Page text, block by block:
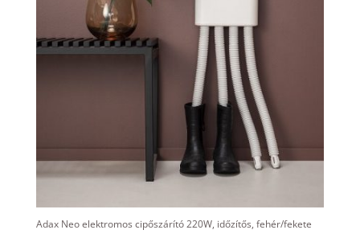
Adax Neo elektromos cipőszárító 220W, időzítős, fehér/fekete